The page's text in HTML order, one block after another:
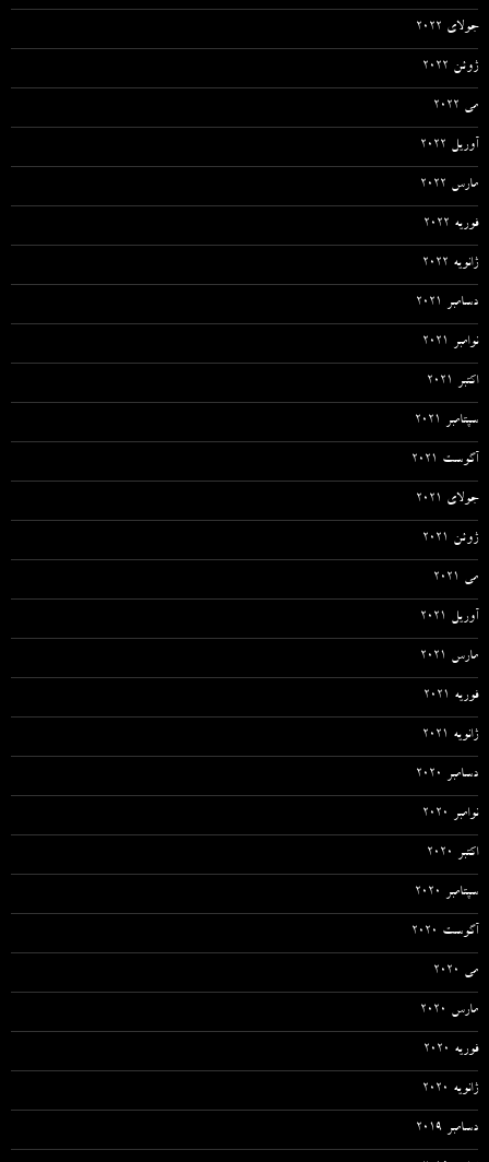
جولای 2022
ژوئن 2022
می 2022
آوریل 2022
مارس 2022
فوریه 2022
ژانویه 2022
دسامبر 2021
نوامبر 2021
اکتبر 2021
سپتامبر 2021
آگوست 2021
جولای 2021
ژوئن 2021
می 2021
آوریل 2021
مارس 2021
فوریه 2021
ژانویه 2021
دسامبر 2020
نوامبر 2020
اکتبر 2020
سپتامبر 2020
آگوست 2020
می 2020
مارس 2020
فوریه 2020
ژانویه 2020
دسامبر 2019